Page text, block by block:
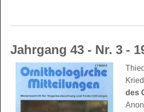
Jahrgang 43 - Nr. 3 -
des